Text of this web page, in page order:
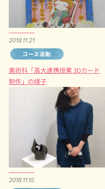
2018.11.21
コース活動
美術科「高大連携授業 3Dカード
制作」の様子
2018.11.15